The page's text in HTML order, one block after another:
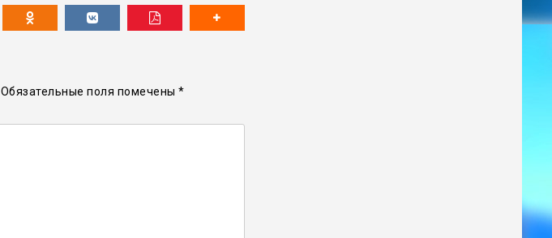
Обязательные поля помечены *